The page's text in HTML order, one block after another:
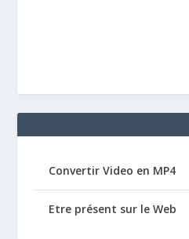
Convertir Video en MP4
Etre présent sur le Web